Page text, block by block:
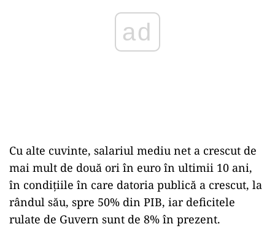
ad
Cu alte cuvinte, salariul mediu net a crescut de
mai mult de două ori în euro în ultimii 10 ani,
în condițiile în care datoria publică a crescut, la
rândul său, spre 50% din PIB, iar deficitele
rulate de Guvern sunt de 8% în prezent.